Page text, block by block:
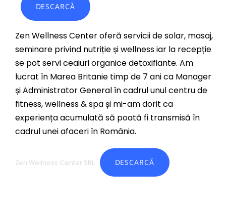
DESCARCĂ
Zen Wellness Center oferă servicii de solar, masaj,
seminare privind nutriție și wellness iar la recepție
se pot servi ceaiuri organice detoxifiante. Am
lucrat în Marea Britanie timp de 7 ani ca Manager
și Administrator General în cadrul unul centru de
fitness, wellness & spa și mi-am dorit ca
experiența acumulată să poată fi transmisă în
cadrul unei afaceri în România.
Zen Wellness Center SRL DESCARCĂ